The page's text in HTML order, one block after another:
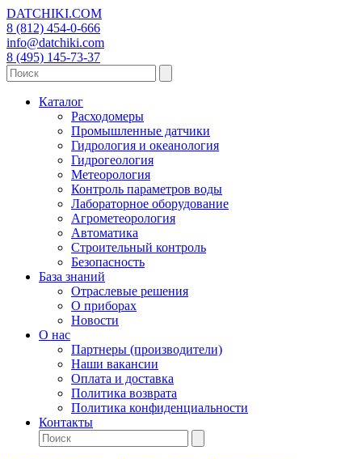
DATCHIKI.COM
8 (812) 454-0-666
info@datchiki.com
8 (495) 145-73-37
Каталог
Расходомеры
Промышленные датчики
Гидрология и океанология
Гидрогеология
Метеорология
Контроль параметров воды
Лабораторное оборудование
Агрометеорология
Автоматика
Строительный контроль
Безопасность
База знаний
Отраслевые решения
О приборах
Новости
О нас
Партнеры (производители)
Наши вакансии
Оплата и доставка
Политика возврата
Политика конфиденциальности
Контакты